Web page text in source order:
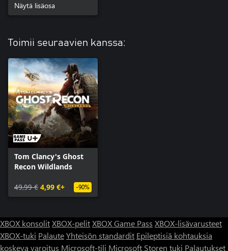
Näytä lisäosa
Toimii seuraavien kanssa:
Tom Clancy's Ghost
Recon Wildlands
49,99 € 4,99 €+ -90%
XBOX konsolitXBOX-pelitXBOX Game Pass XBOX-lisävarusteet
XBOX-tuki PalauteYhteisön standardit Epileptisiä kohtauksia
koskeva varoitus Microsoft-tili Microsoft Storen tuki Palautukset